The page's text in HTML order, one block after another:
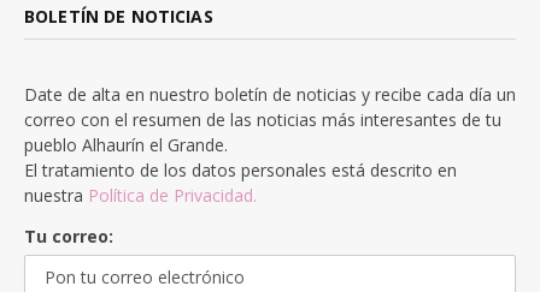
BOLETÍN DE NOTICIAS
Date de alta en nuestro boletín de noticias y recibe cada día un
correo con el resumen de las noticias más interesantes de tu
pueblo Alhaurín el Grande.
El tratamiento de los datos personales está descrito en
nuestra Política de Privacidad.
Tu correo: